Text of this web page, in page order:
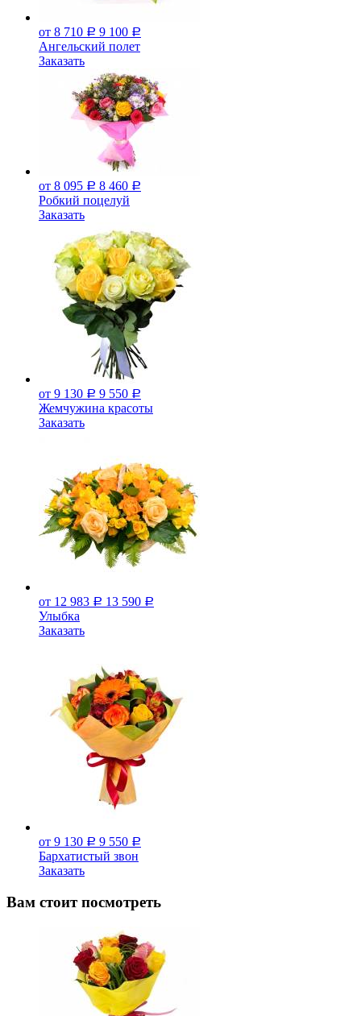
от 8 710 Р 9 100 Р
Ангельский полет
Заказать
от 8 095 Р 8 460 Р
Робкий поцелуй
Заказать
от 9 130 Р 9 550 Р
Жемчужина красоты
Заказать
от 12 983 Р 13 590 Р
Улыбка
Заказать
от 9 130 Р 9 550 Р
Бархатистый звон
Заказать
Вам стоит посмотреть